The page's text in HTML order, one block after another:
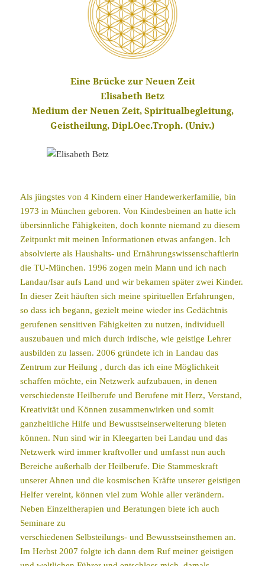
Eine Brücke zur Neuen Zeit
Elisabeth Betz
Medium der Neuen Zeit, Spiritualbegleitung,
Geistheilung, Dipl.Oec.Troph. (Univ.)
Als jüngstes von 4 Kindern einer Handewerkerfamilie, bin
1973 in München geboren. Von Kindesbeinen an hatte ich
übersinnliche Fähigkeiten, doch konnte niemand zu diesem
Zeitpunkt mit meinen Informationen etwas anfangen. Ich
absolvierte als Haushalts- und Ernährungswissenschaftlerin
die TU-München. 1996 zogen mein Mann und ich nach
Landau/Isar aufs Land und wir bekamen später zwei Kinder.
In dieser Zeit häuften sich meine spirituellen Erfahrungen,
so dass ich begann, gezielt meine wieder ins Gedächtnis
gerufenen sensitiven Fähigkeiten zu nutzen, individuell
auszubauen und mich durch irdische, wie geistige Lehrer
ausbilden zu lassen. 2006 gründete ich in Landau das
Zentrum zur Heilung , durch das ich eine Möglichkeit
schaffen möchte, ein Netzwerk aufzubauen, in denen
verschiedenste Heilberufe und Berufene mit Herz, Verstand,
Kreativität und Können zusammenwirken und somit
ganzheitliche Hilfe und Bewusstseinserweiterung bieten
können. Nun sind wir in Kleegarten bei Landau und das
Netzwerk wird immer kraftvoller und umfasst nun auch
Bereiche außerhalb der Heilberufe. Die Stammeskraft
unserer Ahnen und die kosmischen Kräfte unserer geistigen
Helfer vereint, können viel zum Wohle aller verändern.
Neben Einzeltherapien und Beratungen biete ich auch
Seminare zu
verschiedenen Selbsteilungs- und Bewusstseinsthemen an.
Im Herbst 2007 folgte ich dann dem Ruf meiner geistigen